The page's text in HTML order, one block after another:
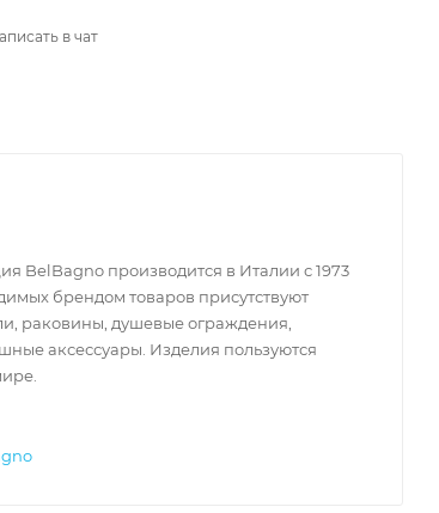
в чат
BelBagno производится в Италии с 1973
брендом товаров присутствуют
раковины, душевые ограждения,
аксессуары. Изделия пользуются